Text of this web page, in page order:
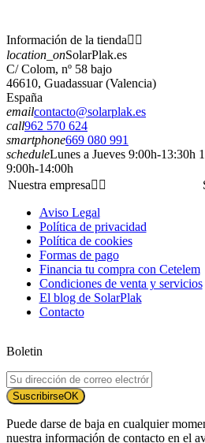
Información de la tienda 
location_onSolarPlak.es
C/ Colom, nº 58 bajo
46610, Guadassuar (Valencia)
España
emailcontacto@solarplak.es
call962 570 624
smartphone669 080 991
scheduleLunes a Jueves 9:00h-13:30h
9:00h-14:00h
Nuestra empresa 
Aviso Legal
Política de privacidad
Política de cookies
Formas de pago
Financia tu compra con Cetelem
Condiciones de venta y servicios
El blog de SolarPlak
Contacto
Boletin
SuscribirseOK
Puede darse de baja en cualquier
nuestra información de contacto en el